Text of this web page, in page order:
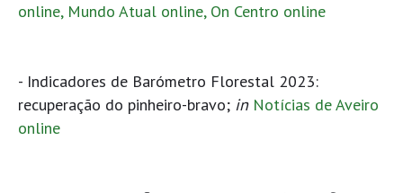
online, Mundo Atual online, On Centro online
- Indicadores de Barómetro Florestal 2023:
recuperação do pinheiro-bravo; in Notícias de Aveiro
online